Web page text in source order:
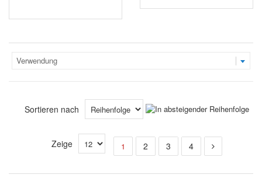
Verwendung
Sortieren nach
Zeige 1 2 3 4